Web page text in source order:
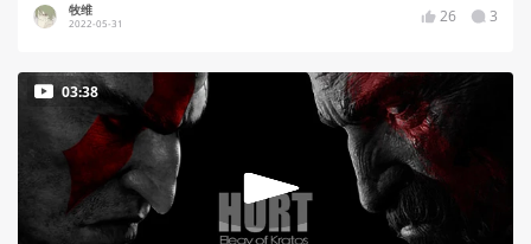
牧维
2022-05-31 26 3
03:38